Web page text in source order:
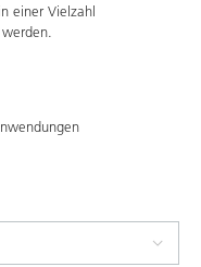
einer Vielzahl